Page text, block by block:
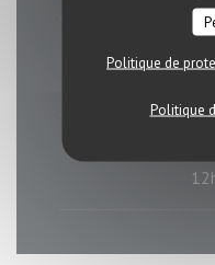
Politique de
Politique
12h00 -